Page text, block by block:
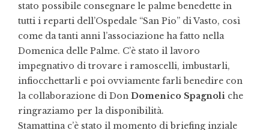
stato possibile consegnare le palme benedette in
tutti i reparti dell’Ospedale “San Pio” di Vasto, così
come da tanti anni l’associazione ha fatto nella
Domenica delle Palme. C’è stato il lavoro
impegnativo di trovare i ramoscelli, imbustarli,
infiocchettarli e poi ovviamente farli benedire con
la collaborazione di Don Domenico Spagnoli che
ringraziamo per la disponibilità.
Stamattina c’è stato il momento di briefing inziale